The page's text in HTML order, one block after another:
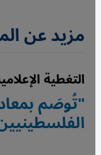
مزيد عن
التغطية
"تُوصَم